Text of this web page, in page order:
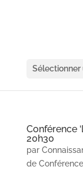
Sélectionner
Conférence
20h30
par
de